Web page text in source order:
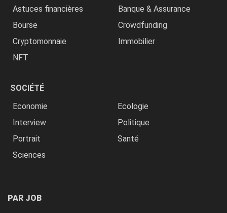
Astuces financières
Banque & Assurance
Bourse
Crowdfunding
Cryptomonnaie
Immobilier
NFT
SOCIÉTÉ
Economie
Ecologie
Interview
Politique
Portrait
Santé
Sciences
PAR JOB